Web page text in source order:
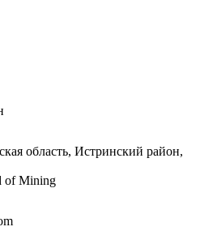
область, Истринский район,
of Mining